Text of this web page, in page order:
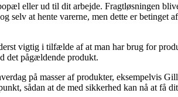
eller ud til dit arbejde. Fragtløsningen
selv at hente varerne, men dette er betinget
vigtig i tilfælde af at man har brug for
det pågældende produkt.
på masser af produkter, eksempelvis
sådan at de med sikkerhed kan nå at få